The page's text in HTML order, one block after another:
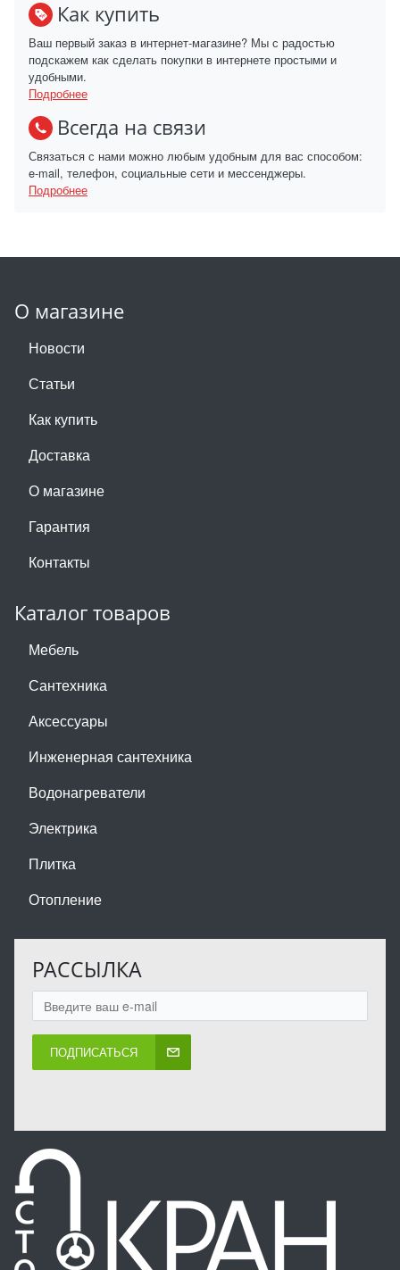
Как купить
Ваш первый заказ в интернет-магазине? Мы с радостью
подскажем как сделать покупки в интернете простыми и
удобными.
Подробнее
Всегда на связи
Связаться с нами можно любым удобным для вас способом:
e-mail, телефон, социальные сети и мессенджеры.
Подробнее
О магазине
Новости
Статьи
Как купить
Доставка
О магазине
Гарантия
Контакты
Каталог товаров
Мебель
Сантехника
Аксессуары
Инженерная сантехника
Водонагреватели
Электрика
Плитка
Отопление
РАССЫЛКА
ПОДПИСАТЬСЯ